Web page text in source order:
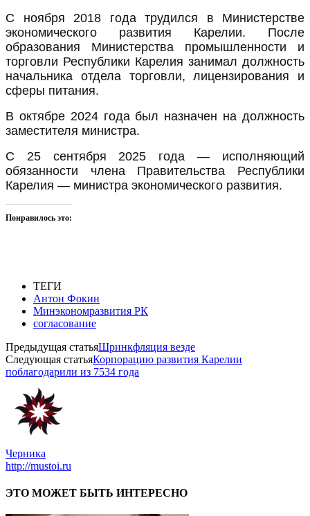
С ноября 2018 года трудился в Министерстве
экономического развития Карелии. После
образования Министерства промышленности и
торговли Республики Карелия занимал должность
начальника отдела торговли, лицензирования и
сферы питания.
В октябре 2024 года был назначен на должность
заместителя министра.
С 25 сентября 2025 года — исполняющий
обязанности члена Правительства Республики
Карелия — министра экономического развития.
Понравилось это:
ТЕГИ
Антон Фокин
Минэкономразвития РК
согласование
Предыдущая статьяШринкфляция везде
Следующая статьяКорпорацию развития Карелии
поблагодарили из 7534 года
Черника
http://mustoi.ru
ЭТО МОЖЕТ БЫТЬ ИНТЕРЕСНО